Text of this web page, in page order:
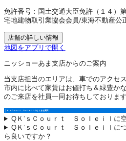
免許番号： 国土交通大臣免許（１４）
宅地建物取引業協会会員/東海不動産公
店舗の詳しい情報
地図をアプリで開く
ニッショーあま支店からのご案内
当支店担当のエリアは、車でのアクセ
市内に比べて家賃はお値打ち＆緑豊か
のご来店を社員一同お待ちしております
Ｋ’ｓＣｏｕｒｔ Ｓｏｌｅｉｌのよくある質問
QＫ’ｓＣｏｕｒｔ Ｓｏｌｅｉｌに
QＫ’ｓＣｏｕｒｔ Ｓｏｌｅｉｌに
ら良いですか？